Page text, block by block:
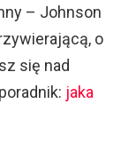
– Johnson
o
się nad
jaka